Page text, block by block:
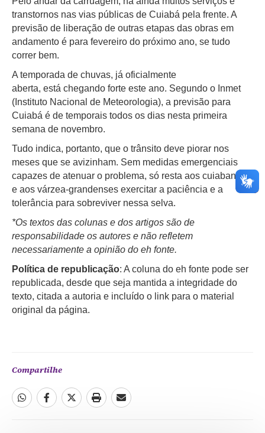
transtornos nas vias públicas de Cuiabá pela frente. A
previsão de liberação de outras etapas das obras em
andamento é para fevereiro do próximo ano, se tudo
correr bem.
A temporada de chuvas, já oficialmente
aberta, está chegando forte este ano. Segundo o Inmet
(Instituto Nacional de Meteorologia), a previsão para
Cuiabá é de temporais todos os dias nesta primeira
semana de novembro.
Tudo indica, portanto, que o trânsito deve piorar nos
meses que se avizinham. Sem medidas emergenciais
capazes de atenuar o problema, só resta aos cuiabanos
e aos várzea-grandenses exercitar a paciência e a
tolerância para sobreviver nessa selva.
*Os textos das colunas e dos artigos são de
responsabilidade os autores e não refletem
necessariamente a opinião do eh fonte.
Política de republicação: A coluna do eh fonte pode ser
republicada, desde que seja mantida a integridade do
texto, citada a autoria e incluído o link para o material
original da página.
Compartilhe